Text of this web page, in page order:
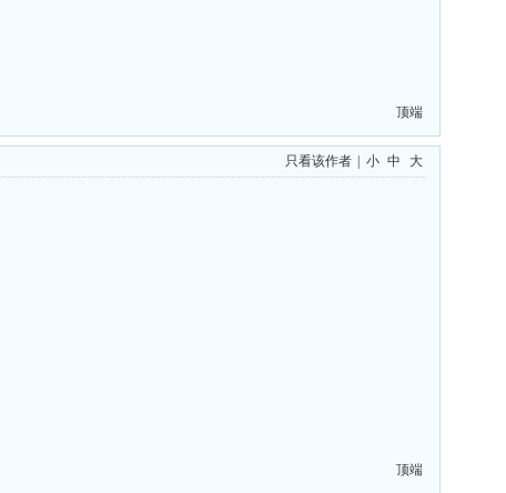
顶端
只看该作者 小 中 大
顶端